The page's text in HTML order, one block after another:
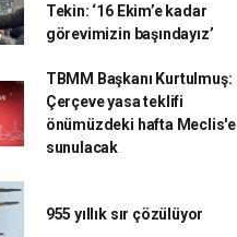
Tekin: ‘16 Ekim’e kadar
görevimizin başındayız’
TBMM Başkanı Kurtulmuş:
Çerçeve yasa teklifi
önümüzdeki hafta Meclis'e
sunulacak
955 yıllık sır çözülüyor